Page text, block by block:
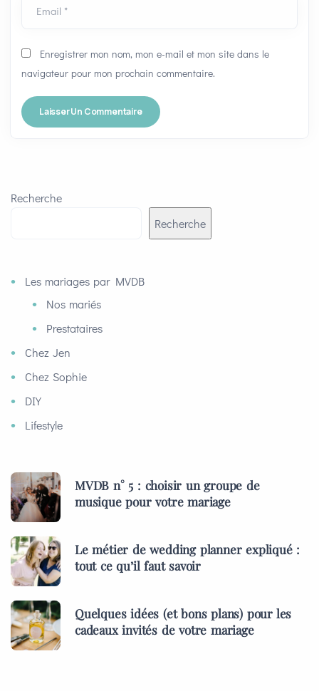
Email *
Enregistrer mon nom, mon e-mail et mon site dans le
navigateur pour mon prochain commentaire.
Recherche
Recherche
Les mariages par MVDB
Nos mariés
Prestataires
Chez Jen
Chez Sophie
DIY
Lifestyle
MVDB n° 5 : choisir un groupe de
musique pour votre mariage
Le métier de wedding planner expliqué :
tout ce qu’il faut savoir
Quelques idées (et bons plans) pour les
cadeaux invités de votre mariage